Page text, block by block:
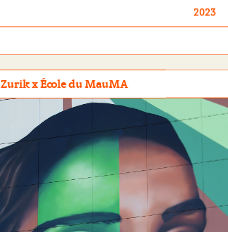
2023
Zurik x École du MauMA